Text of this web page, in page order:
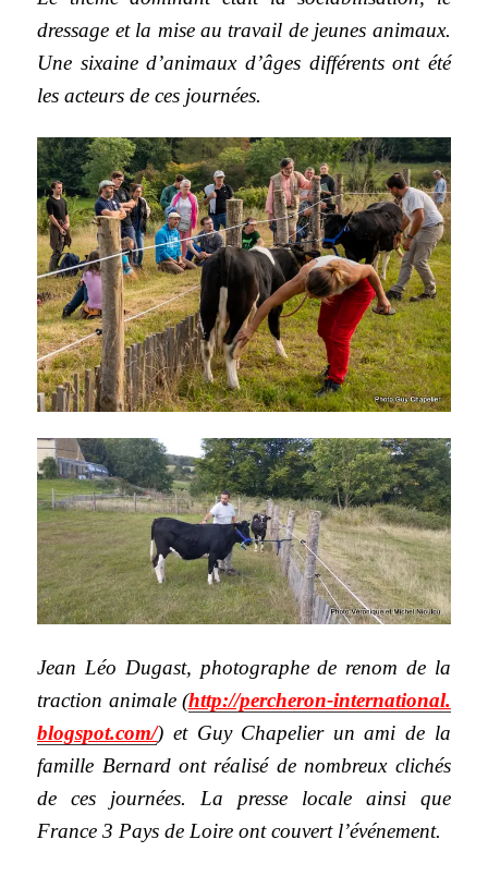
dressage et la mise au travail de jeunes animaux.
Une sixaine d’animaux d’âges différents ont été
les acteurs de ces journées.
Jean Léo Dugast, photographe de renom de la
traction animale (http://percheron-international.
blogspot.com/) et Guy Chapelier un ami de la
famille Bernard ont réalisé de nombreux clichés
de ces journées. La presse locale ainsi que
France 3 Pays de Loire ont couvert l’événement.